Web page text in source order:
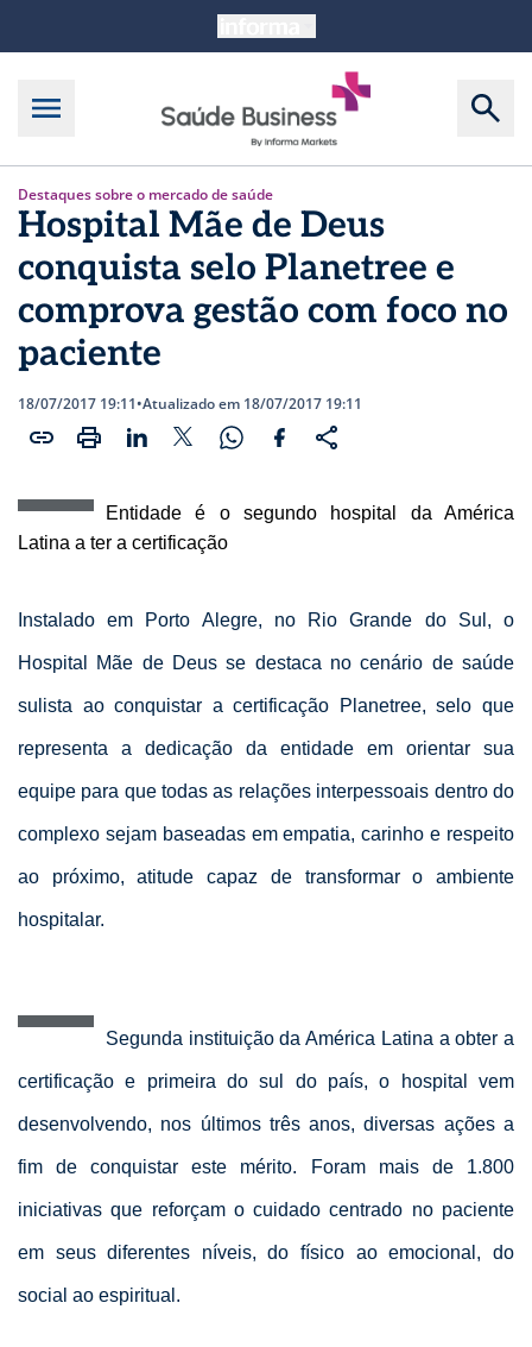
Destaques sobre o mercado de saúde
Hospital Mãe de Deus
conquista selo Planetree e
comprova gestão com foco no
paciente
18/07/2017 19:11•Atualizado em 18/07/2017 19:11
Entidade é o segundo hospital da América
Latina a ter a certificação
Instalado em Porto Alegre, no Rio Grande do Sul, o
Hospital Mãe de Deus se destaca no cenário de saúde
sulista ao conquistar a certificação Planetree, selo que
representa a dedicação da entidade em orientar sua
equipe para que todas as relações interpessoais dentro do
complexo sejam baseadas em empatia, carinho e respeito
ao próximo, atitude capaz de transformar o ambiente
hospitalar.
Segunda instituição da América Latina a obter a
certificação e primeira do sul do país, o hospital vem
desenvolvendo, nos últimos três anos, diversas ações a
fim de conquistar este mérito. Foram mais de 1.800
iniciativas que reforçam o cuidado centrado no paciente
em seus diferentes níveis, do físico ao emocional, do
social ao espiritual.